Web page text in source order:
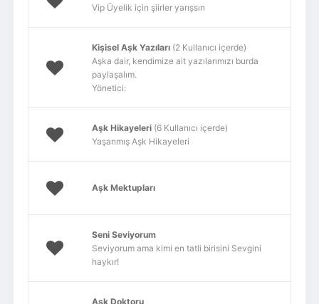
Vip Üyelik için şiirler yarışsın
Kişisel Aşk Yazıları (2 Kullanıcı içerde)
Aşka dair, kendimize ait yazılarımızı burda
paylaşalım.
Yönetici:
Aşk Hikayeleri (6 Kullanıcı içerde)
Yaşanmış Aşk Hikayeleri
Aşk Mektupları
Seni Seviyorum
Seviyorum ama kimi en tatli birisini Sevgini
haykır!
Aşk Doktoru